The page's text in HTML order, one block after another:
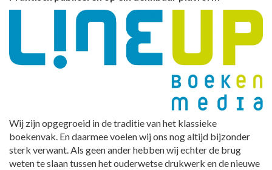
Wij zijn opgegroeid in de traditie van het klassieke
boekenvak. En daarmee voelen wij ons nog altijd bijzonder
sterk verwant. Als geen ander hebben wij echter de brug
weten te slaan tussen het ouderwetse drukwerk en de nieuwe